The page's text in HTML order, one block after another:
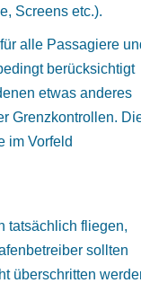
Screens etc.).
alle Passagiere
berücksichtigt
etwas anderes
Grenzkontrollen.
im Vorfeld
tatsächlich fliegen,
sollten
überschritten